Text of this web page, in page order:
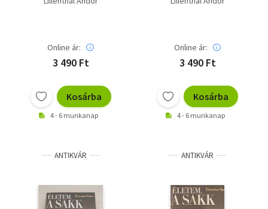
Online ár:
3 490 Ft
Kosárba
4 - 6 munkanap
Online ár:
3 490 Ft
Kosárba
4 - 6 munkanap
ANTIKVÁR ANTIKVÁR